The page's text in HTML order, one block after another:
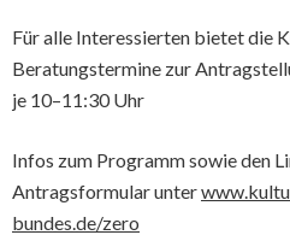
Für alle Interessierten bietet die
Beratungstermine zur
je 10–11:30 Uhr
Infos zum Programm sowie den
Antragsformular unter
bundes.de/zero